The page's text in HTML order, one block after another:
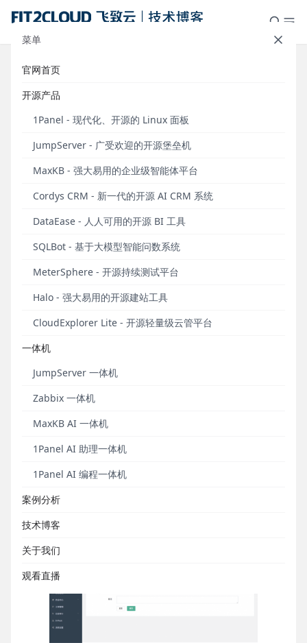
菜单
官网首页
开源产品
1Panel - 现代化、开源的 Linux 面板
JumpServer - 广受欢迎的开源堡垒机
MaxKB - 强大易用的企业级智能体平台
Cordys CRM - 新一代的开源 AI CRM 系统
DataEase - 人人可用的开源 BI 工具
SQLBot - 基于大模型智能问数系统
MeterSphere - 开源持续测试平台
Halo - 强大易用的开源建站工具
CloudExplorer Lite - 开源轻量级云管平台
一体机
JumpServer 一体机
Zabbix 一体机
MaxKB AI 一体机
1Panel AI 助理一体机
1Panel AI 编程一体机
案例分析
技术博客
关于我们
观看直播
支持Kubernetes集群运维审计，
JumpServer v2.2.0发布丨Release
本。在该版本中，新增了支持Kubernetes集群运维审
计功能，用户可以连接到Kubernetes集群，进行集群
资产授权，用户可以通过提交申请资产授权工单，对
所需操作的资产进行主动申请。该版本还新增资产操
管理员可以对RDP/VNC会话（包含RDP/VNC协议的
资产）中涉及的复制/粘贴、上传/下载等操作权限进行
选择性单独授权，以满足不同运维人员对资产权限粒
度的需求。同时，在该版本中系统用户（SSH/RDP协
新增功能
■ 支持Kubernetes集群运维审计
在JumpServer v2.2.0版本中，应用管理模块支持
Kubernetes集群运维审计，用户可以连接到